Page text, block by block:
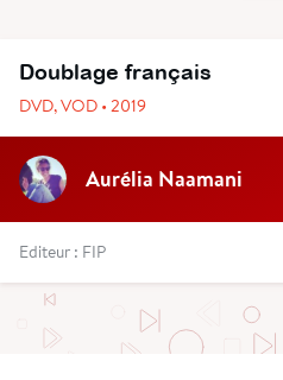
Doublage français
DVD, VOD • 2019
Aurélia Naamani
Editeur : FIP